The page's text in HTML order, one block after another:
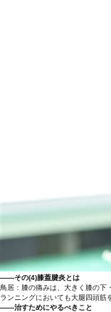
――その(4)膝蓋腱炎とは
鳥居：膝の痛みは、大きく膝の下
ランニングにおいても大腿四頭筋
――治すためにやるべきこと